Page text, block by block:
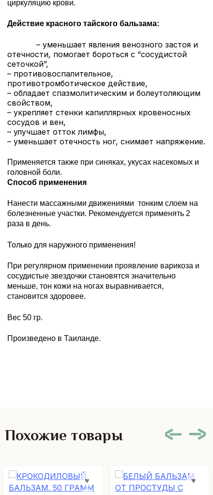
циркуляцию крови.
Действие красного тайского бальзама:
– уменьшает явления венозного застоя и
отечности, помогает бороться с “сосудистой
сеточкой”,
– противовоспалительное,
противотромботическое действие,
– обладает спазмолитическим и болеутоляющим
свойством,
– укрепляет стенки капиллярных кровеносных
сосудов и вен,
– улучшает отток лимфы,
– уменьшает отечность ног, снимает напряжение.
Применяется также при синяках, укусах насекомых и
головной боли.
Способ применения
Нанести массажными движениями тонким слоем на
болезненные участки. Рекомендуется применять 2
раза в день.
Только для наружного применения!
При регулярном применении проявление варикоза и
сосудистые звездочки становятся значительно
меньше, тон кожи на ногах выравнивается,
становится здоровее.
Вес 50 гр.
Произведено в Таиланде.
Похожие товары